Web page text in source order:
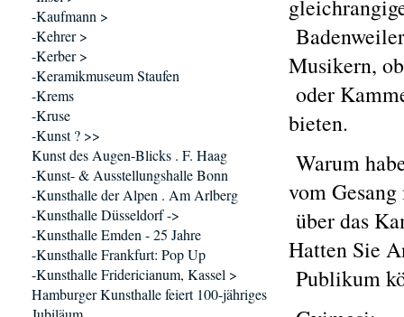
Musikern,
oder
bieten.
Warum
vom
über das
Hatten Sie
Publikum
-Kaufmann >
-Kehrer >
-Kerber >
-Keramikmuseum Staufen
-Krems
-Kruse
-Kunst ? >>
Kunst des Augen-Blicks . F. Haag
-Kunst- & Ausstellungshalle Bonn
-Kunsthalle der Alpen . Am Arlberg
-Kunsthalle Düsseldorf ->
-Kunsthalle Emden - 25 Jahre
-Kunsthalle Frankfurt: Pop Up
-Kunsthalle Fridericianum, Kassel >
Hamburger Kunsthalle feiert 100-jähriges